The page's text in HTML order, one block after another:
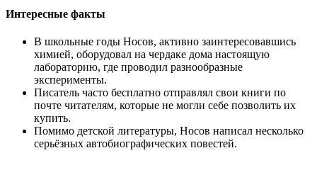
Интересные факты
В школьные годы Носов, активно заинтересовавшись
химией, оборудовал на чердаке дома настоящую
лабораторию, где проводил разнообразные
эксперименты.
Писатель часто бесплатно отправлял свои книги по
почте читателям, которые не могли себе позволить их
купить.
Помимо детской литературы, Носов написал несколько
серьёзных автобиографических повестей.